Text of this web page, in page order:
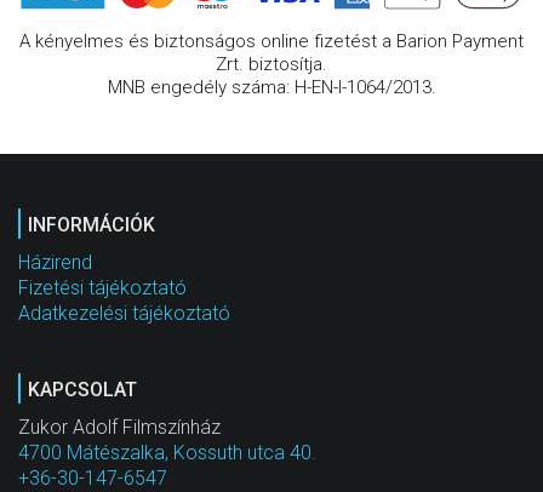
A kényelmes és biztonságos online fizetést a Barion Payment
Zrt. biztosítja.
MNB engedély száma: H-EN-I-1064/2013.
INFORMÁCIÓK
Házirend
Fizetési tájékoztató
Adatkezelési tájékoztató
KAPCSOLAT
Zukor Adolf Filmszínház
4700 Mátészalka, Kossuth utca 40.
+36-30-147-6547